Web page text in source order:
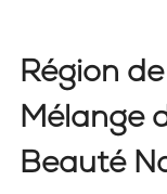
Région
Mélange
Beauté